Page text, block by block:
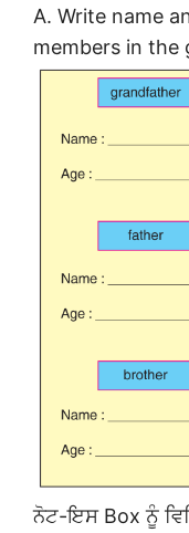
A. Write name
members in the
ਨੋਟ-ਇਸ Box ਨੂੰ